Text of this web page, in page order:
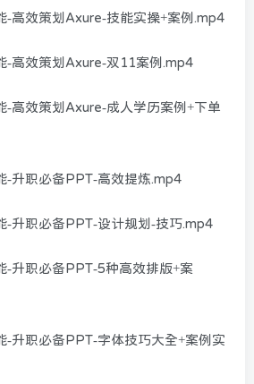
-高效策划Axure-技能实操+案例.mp4
-高效策划Axure-双11案例.mp4
-高效策划Axure-成人学历案例+下单
-升职必备PPT-高效提炼.mp4
-升职必备PPT-设计规划-技巧.mp4
-升职必备PPT-5种高效排版+案
-升职必备PPT-字体技巧大全+案例实